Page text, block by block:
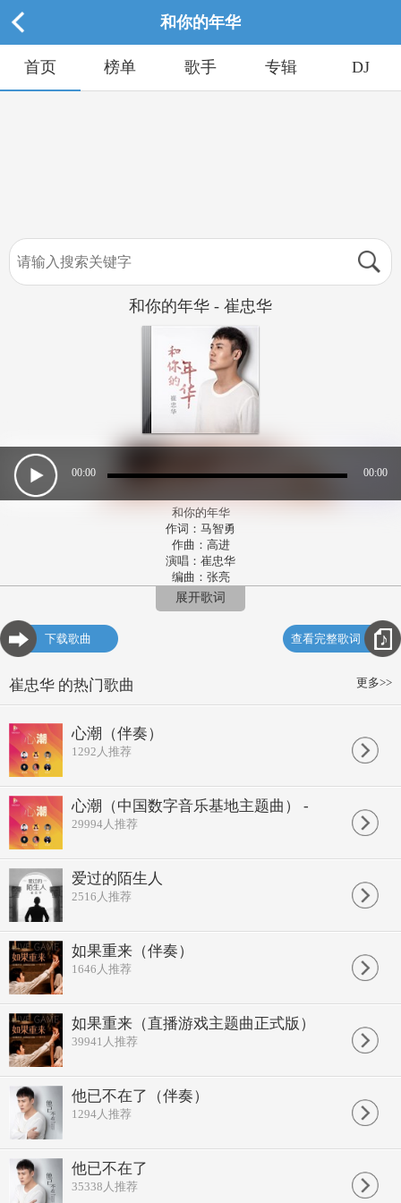
和你的年华
首页 榜单 歌手 专辑 DJ
和你的年华 - 崔忠华
00:00 00:00
和你的年华
作词：马智勇
作曲：高进
演唱：崔忠华
编曲：张亮
录音：耗子
制作人：张亮
母带：侯春阳
发行公司：杭州回声文化艺术策划有限公司
怕打扰
就没有和你通一个电话
时光就像手中那捧握不紧的沙
该和谁说呢
记忆如夏 等你的小酒馆已关门了
梦到和你的年华
街角 黄昏 屋檐下
梦到和你的年华
恐惧失落与挣扎
每个夜晚都会去想你在哪
时光就像手中那捧握不紧的沙
该和谁说呢
记忆如夏 楼下的小酒馆已关门了
展开歌词
下载歌曲 查看完整歌词
更多>>
崔忠华 的热门歌曲
心潮（伴奏）
1292 人推荐
心潮（中国数字音乐基地主题曲） -
29994人推荐
爱过的陌生人
2516 人推荐
如果重来（伴奏）
1646 人推荐
如果重来（直播游戏主题曲正式版）
39941 人推荐
他已不在了（伴奏）
1294人推荐
他已不在了
35338 人推荐